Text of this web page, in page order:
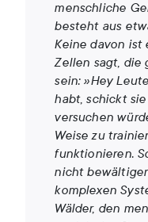
menschliche
besteht aus
Keine davon ist
Zellen sagt, die
sein: »Hey
habt, schickt
versuchen
Weise zu
funktionieren.
nicht
komplexen
Wälder, den